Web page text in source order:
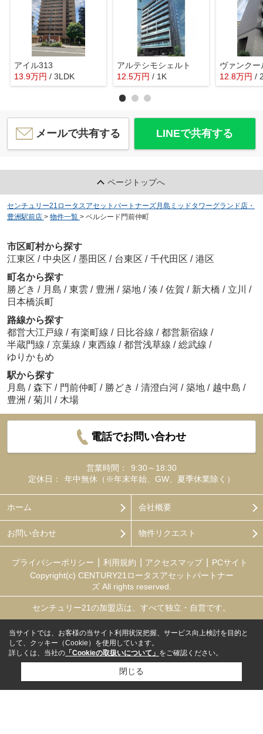
アイル313
13.9万円 / 3LDK
アルテシモシェルト
12.5万円 / 1K
ヴァンク
12.8万円 /
メールで共有する LINEで共有する
ページトップへ
センチュリー21ロータスアセットパートナーズ月島ミッドタワーグランド店・
豊洲駅前店 > 物件一覧 > ベルシード門前仲町
市区町村から探す
江東区 / 中央区 / 墨田区 / 台東区 / 千代田区 / 港区
町名から探す
勝どき / 月島 / 東雲 / 豊洲 / 築地 / 湊 / 佐賀 / 新大橋 / 立川 /
日本橋浜町
路線から探す
都営大江戸線 / 有楽町線 / 日比谷線 / 都営新宿線 /
半蔵門線 / 京葉線 / 東西線 / 都営浅草線 / 総武線 /
ゆりかもめ
駅から探す
月島 / 森下 / 門前仲町 / 勝どき / 清澄白河 / 築地 / 越中島 /
豊洲 / 菊川 / 木場
電話でお問い合わせ
営業時間：
9:30～18:30
定休日：
年中無休（※年末年始、GW、夏季休業除く）
ホーム 会社概要
お問い合わせ 物件リクエスト
プライバシーポリシー 利用規約 アクセスマップ
PCサイト
Copyright(c) CENTURY21ロータスアセットパートナー
ズ All rights reserved.
センチュリー21の加盟店は、すべて独立・自営です。
当サイトでは、お客様の当サイト利用状況把握、サービス向上検討を目的と
して、クッキー（Cookie）を使用しています。
詳しくは、当社の 「Cookieの取扱いについて」 をご確認ください。
閉じる